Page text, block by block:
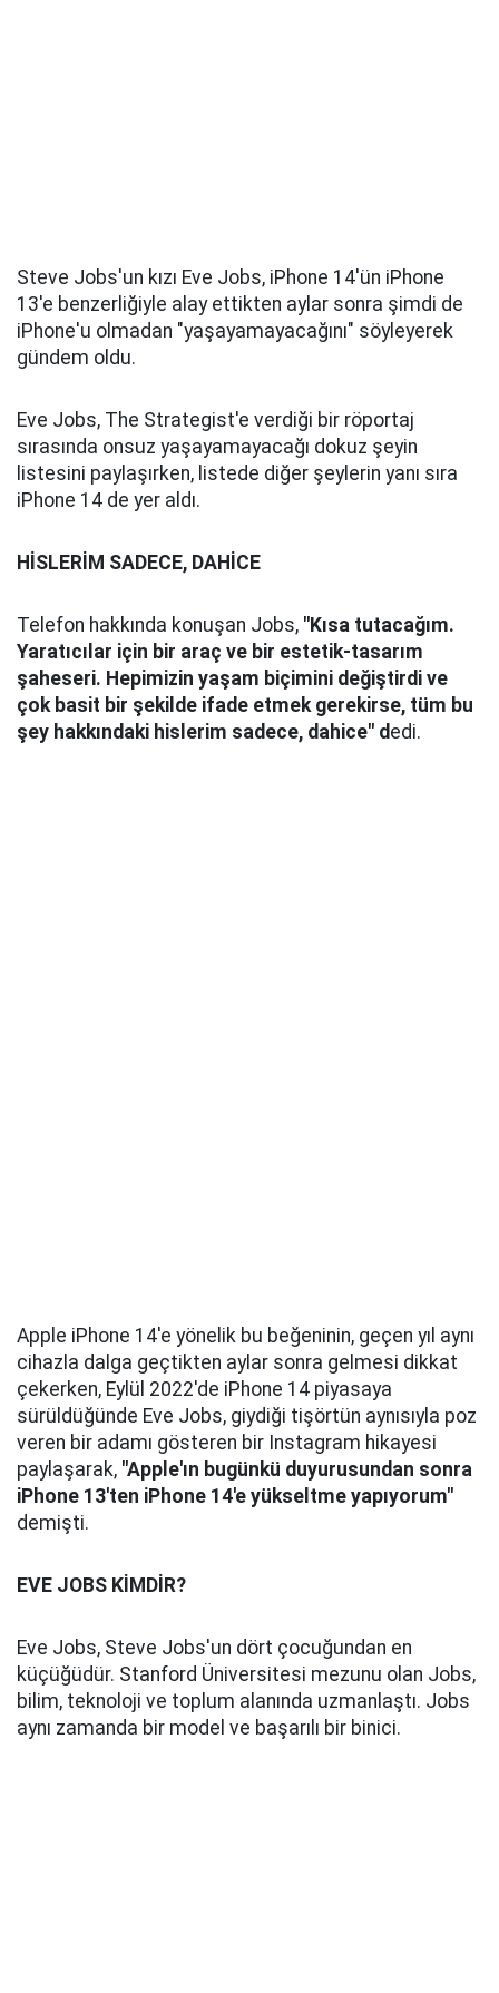
Steve Jobs'un kızı Eve Jobs, iPhone 14'ün iPhone
13'e benzerliğiyle alay ettikten aylar sonra şimdi de
iPhone'u olmadan "yaşayamayacağını" söyleyerek
gündem oldu.
Eve Jobs, The Strategist'e verdiği bir röportaj
sırasında onsuz yaşayamayacağı dokuz şeyin
listesini paylaşırken, listede diğer şeylerin yanı sıra
iPhone 14 de yer aldı.
HİSLERİM SADECE, DAHİCE
Telefon hakkında konuşan Jobs, "Kısa tutacağım.
Yaratıcılar için bir araç ve bir estetik-tasarım
şaheseri. Hepimizin yaşam biçimini değiştirdi ve
çok basit bir şekilde ifade etmek gerekirse, tüm bu
şey hakkındaki hislerim sadece, dahice" dedi.
Apple iPhone 14'e yönelik bu beğeninin, geçen yıl aynı
cihazla dalga geçtikten aylar sonra gelmesi dikkat
çekerken, Eylül 2022'de iPhone 14 piyasaya
sürüldüğünde Eve Jobs, giydiği tişörtün aynısıyla poz
veren bir adamı gösteren bir Instagram hikayesi
paylaşarak, "Apple'ın bugünkü duyurusundan sonra
iPhone 13'ten iPhone 14'e yükseltme yapıyorum"
demişti.
EVE JOBS KİMDİR?
Eve Jobs, Steve Jobs'un dört çocuğundan en
küçüğüdür. Stanford Üniversitesi mezunu olan Jobs,
bilim, teknoloji ve toplum alanında uzmanlaştı. Jobs
aynı zamanda bir model ve başarılı bir binici.